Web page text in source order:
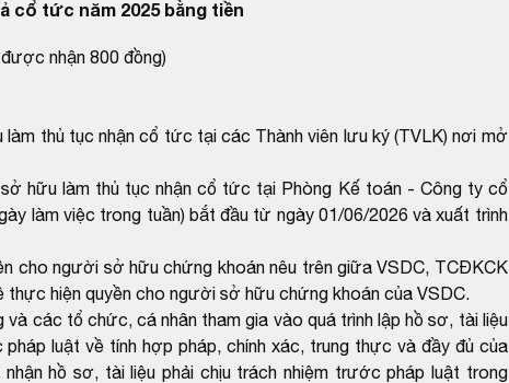
cổ tức năm 2025 bằng tiền
nhận 800 đồng)
thủ tục nhận cổ tức tại các Thành viên lưu ký (TVLK) nơi mở
hữu làm thủ tục nhận cổ tức tại Phòng Kế toán - Công ty cổ
làm việc trong tuần) bắt đầu từ ngày 01/06/2026 và xuất trình
cho người sở hữu chứng khoán nêu trên giữa VSDC, TCĐKCK
hiện quyền cho người sở hữu chứng khoán của VSDC.
các tổ chức, cá nhân tham gia vào quá trình lập hồ sơ, tài liệu
luật về tính hợp pháp, chính xác, trung thực và đầy đủ của
hồ sơ, tài liệu phải chịu trách nhiệm trước pháp luật trong